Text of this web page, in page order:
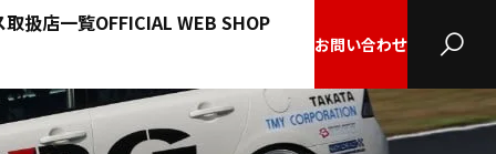
取扱店一覧OFFICIAL WEB SHOP
お問い合わせ